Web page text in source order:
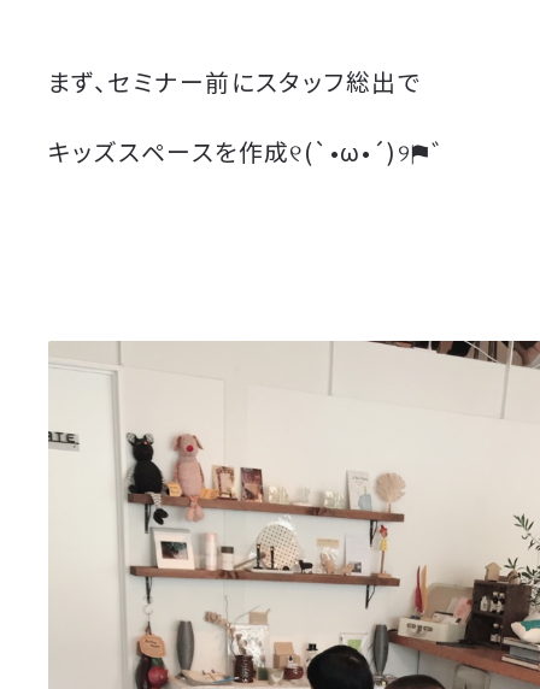
まず、セミナー前にスタッフ総出で
キッズスペースを作成୧(`•ω•´)୨⚑゛